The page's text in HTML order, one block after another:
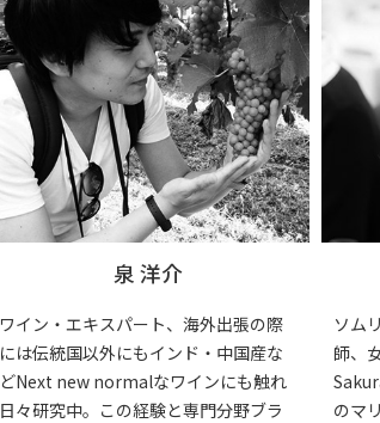
泉 洋介
ワイン・エキスパート、海外出張の際
には伝統国以外にもインド・中国産な
どNext new normalなワインにも触れ
日々研究中。この経験と専門分野ブラ
ソム
師、
のマ